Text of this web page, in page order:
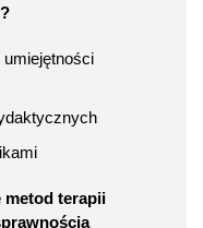
metod terapii